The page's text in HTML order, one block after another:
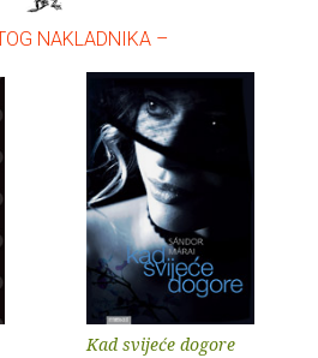
NAKLADNIKA –
Kad svijeće dogore